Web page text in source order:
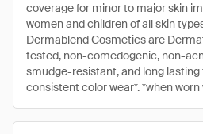
coverage for minor to major skin
women and children of all skin
Dermablend Cosmetics are
tested, non-comedogenic, non-
smudge-resistant, and long lasting
consistent color wear*. *when